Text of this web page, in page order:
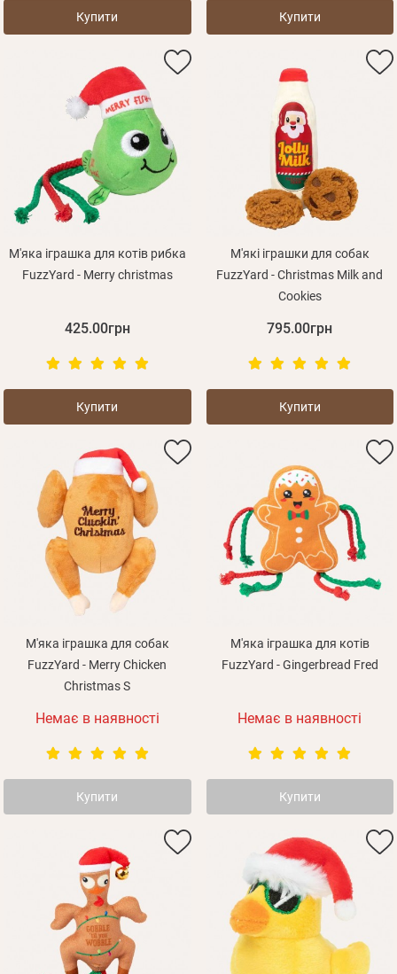
Купити Купити
М'яка іграшка для котів рибка
FuzzYard - Merry christmas
425.00грн
Купити
М'які іграшки для собак
FuzzYard - Christmas Milk and
Cookies
795.00грн
Купити
М'яка іграшка для собак
FuzzYard - Merry Chicken
Christmas S
Немає в наявності
Купити
М'яка іграшка для котів
FuzzYard - Gingerbread Fred
Немає в наявності
Купити